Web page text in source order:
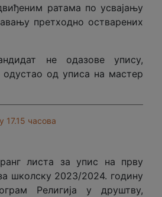
ратама по усвајању
претходно остварених
не одазове упису,
одустао од уписа на мастер
17.15 часова
листа за упис на прву
школску 2023/2024. годину
Религија у друштву,